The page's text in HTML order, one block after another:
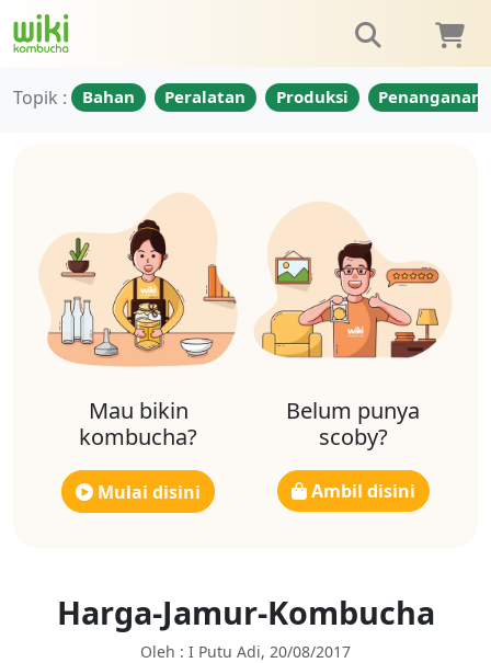
Topik : Bahan Peralatan Produksi Penanganan
Mau bikin
kombucha?
Mulai disini
Belum punya
scoby?
Ambil disini
Harga-Jamur-Kombucha
Oleh : I Putu Adi, 20/08/2017